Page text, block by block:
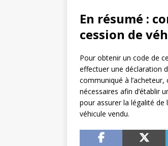
En résumé :
cession de
Pour obtenir un code de
effectuer une déclaration
communiqué à
nécessaires afin d’établir
pour assurer la légalité de
véhicule vendu.